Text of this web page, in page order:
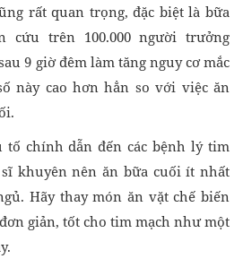
rất quan trọng, đặc biệt là bữa
cứu trên 100.000 người trưởng
9 giờ đêm làm tăng nguy cơ mắc
này cao hơn hẳn so với việc ăn
tố chính dẫn đến các bệnh lý tim
khuyên nên ăn bữa cuối ít nhất
Hãy thay món ăn vặt chế biến
giản, tốt cho tim mạch như một